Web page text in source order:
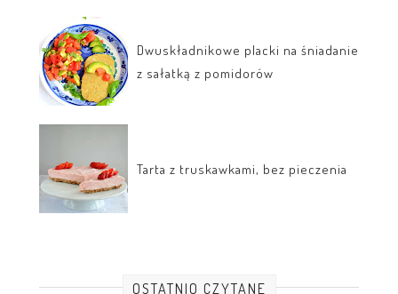
Dwuskładnikowe placki na śniadanie
z sałatką z pomidorów
Tarta z truskawkami, bez pieczenia
OSTATNIO CZYTANE